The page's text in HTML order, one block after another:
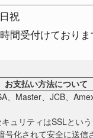
祝
間受付けておりま
お支払い方法について
、Master、JCB、
ュリティはSSLとい
号化されて安全に送信